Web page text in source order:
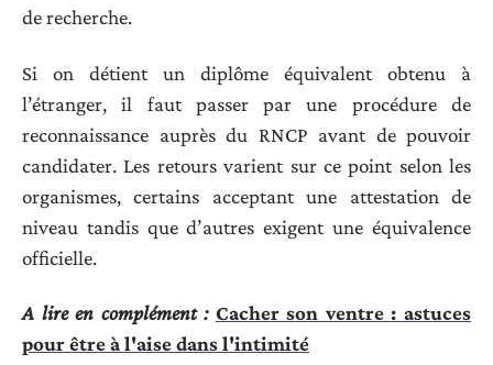
de recherche.
Si on détient un diplôme équivalent obtenu à
l’étranger, il faut passer par une procédure de
reconnaissance auprès du RNCP avant de pouvoir
candidater. Les retours varient sur ce point selon les
organismes, certains acceptant une attestation de
niveau tandis que d’autres exigent une équivalence
officielle.
A lire en complément : Cacher son ventre : astuces
pour être à l'aise dans l'intimité